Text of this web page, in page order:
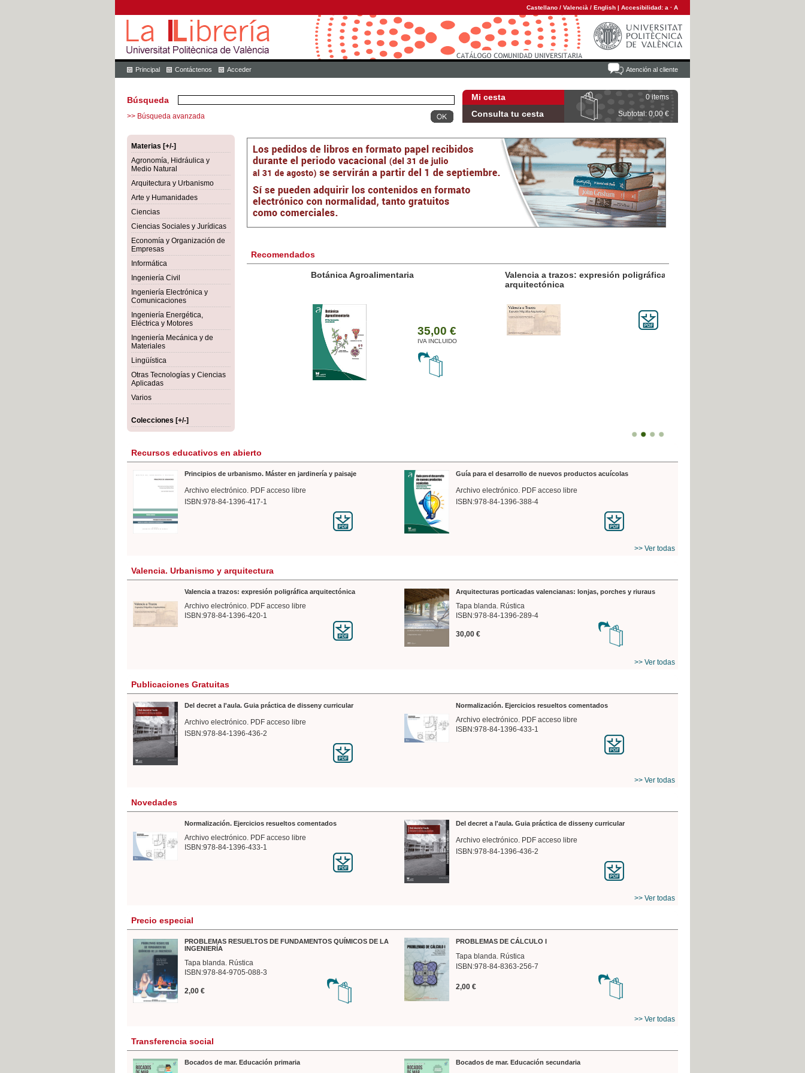
Castellano / Valencià / English | Accesibilidad: a · A
Atención al cliente
Principal Contáctenos Acceder
Mi cesta 0 items
Consulta tu cesta Subtotal: 0,00 €
Búsqueda
>> Búsqueda avanzada
Materias [+/-]
Agronomía, Hidráulica y
Medio Natural
Arquitectura y Urbanismo
Arte y Humanidades
Ciencias
Ciencias Sociales y Jurídicas
Economía y Organización de
Empresas
Informática
Ingeniería Civil
Ingeniería Electrónica y
Comunicaciones
Ingeniería Energética,
Eléctrica y Motores
Ingeniería Mecánica y de
Materiales
Lingüística
Otras Tecnologías y Ciencias
Aplicadas
Varios
Colecciones [+/-]
Recomendados
Botánica Agroalimentaria
35,00 €
IVA INCLUIDO
Valencia a trazos: expresión poligráfica
arquitectónica
Recursos educativos en abierto
Principios de urbanismo. Máster en jardinería y paisaje
Archivo electrónico. PDF acceso libre
ISBN:978-84-1396-417-1
Guía para el desarrollo de nuevos productos acuícolas
Archivo electrónico. PDF acceso libre
ISBN:978-84-1396-388-4
>> Ver todas
Valencia. Urbanismo y arquitectura
Valencia a trazos: expresión poligráfica arquitectónica
Archivo electrónico. PDF acceso libre
ISBN:978-84-1396-420-1
Arquitecturas porticadas valencianas: lonjas, porches y riuraus
Tapa blanda. Rústica
ISBN:978-84-1396-289-4
30,00 €
>> Ver todas
Publicaciones Gratuitas
Del decret a l'aula. Guia práctica de disseny curricular
Archivo electrónico. PDF acceso libre
ISBN:978-84-1396-436-2
Normalización. Ejercicios resueltos comentados
Archivo electrónico. PDF acceso libre
ISBN:978-84-1396-433-1
>> Ver todas
Novedades
Normalización. Ejercicios resueltos comentados
Archivo electrónico. PDF acceso libre
ISBN:978-84-1396-433-1
Del decret a l'aula. Guia práctica de disseny curricular
Archivo electrónico. PDF acceso libre
ISBN:978-84-1396-436-2
>> Ver todas
Precio especial
PROBLEMAS RESUELTOS DE FUNDAMENTOS QUÍMICOS DE LA
INGENIERÍA
Tapa blanda. Rústica
ISBN:978-84-9705-088-3
2,00 €
PROBLEMAS DE CÁLCULO I
Tapa blanda. Rústica
ISBN:978-84-8363-256-7
2,00 €
>> Ver todas
Transferencia social
Bocados de mar. Educación primaria Bocados de mar. Educación secundaria